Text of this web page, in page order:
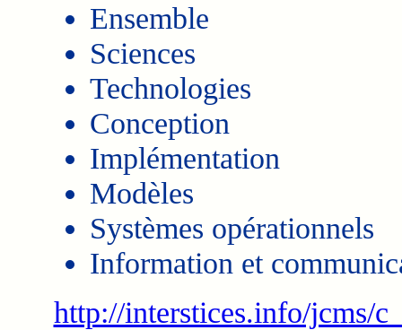
Ensemble
Sciences
Technologies
Conception
Implémentation
Modèles
Systèmes opérationnels
Information et
http://interstices.info/jcms/